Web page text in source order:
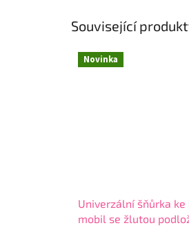
Související
Novinka
Univerzální šňůrka ke
mobil se žlutou